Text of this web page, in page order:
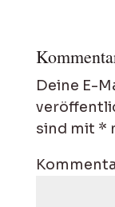
Deine E-
sind mit *